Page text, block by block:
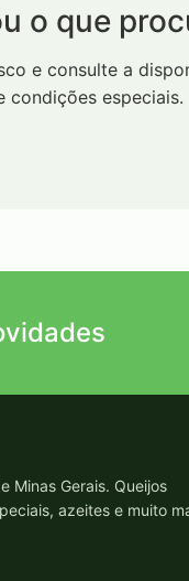
o que
e consulte a
condições especiais.
Minas Gerais. Queijos
azeites e muito